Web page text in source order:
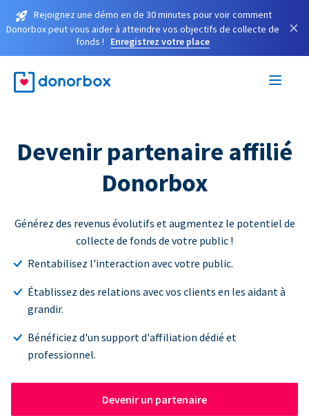
Rejoignez une démo en de 30 minutes pour voir comment
Donorbox peut vous aider à atteindre vos objectifs de collecte de
fonds !
Enregistrez votre place
×
Devenir partenaire affilié
Donorbox
Générez des revenus évolutifs et augmentez le potentiel de
collecte de fonds de votre public !
Rentabilisez l'interaction avec votre public.
Établissez des relations avec vos clients en les aidant à
grandir.
Bénéficiez d'un support d'affiliation dédié et
professionnel.
Devenir un partenaire